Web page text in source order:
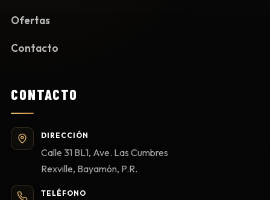
Ofertas
Contacto
CONTACTO
DIRECCIÓN
Calle 31 BL1, Ave. Las Cumbres
Rexville, Bayamón, P.R.
TELÉFONO